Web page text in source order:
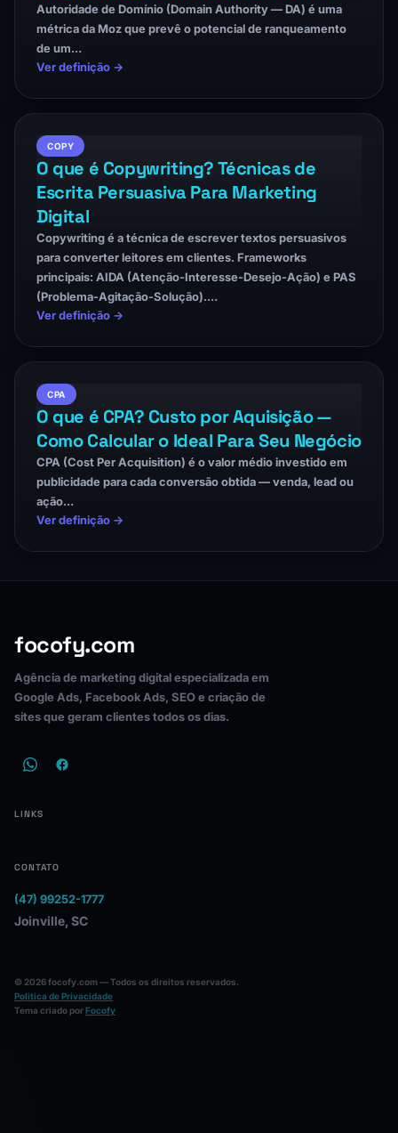
Autoridade de Domínio (Domain Authority — DA) é uma
métrica da Moz que prevê o potencial de ranqueamento
de um…
Ver definição →
COPY
O que é Copywriting? Técnicas de
Escrita Persuasiva Para Marketing
Digital
Copywriting é a técnica de escrever textos persuasivos
para converter leitores em clientes. Frameworks
principais: AIDA (Atenção-Interesse-Desejo-Ação) e PAS
(Problema-Agitação-Solução).…
Ver definição →
CPA
O que é CPA? Custo por Aquisição —
Como Calcular o Ideal Para Seu Negócio
CPA (Cost Per Acquisition) é o valor médio investido em
publicidade para cada conversão obtida — venda, lead ou
ação…
Ver definição →
focofy.com
Agência de marketing digital especializada em
Google Ads, Facebook Ads, SEO e criação de
sites que geram clientes todos os dias.
LINKS
CONTATO
(47) 99252-1777
Joinville, SC
© 2026 focofy.com — Todos os direitos reservados.
Politica de Privacidade
Tema criado porFocofy